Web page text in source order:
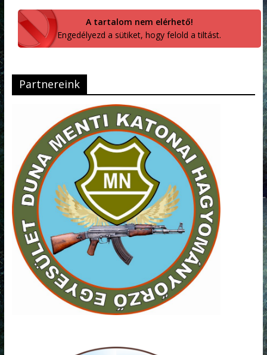
A tartalom nem elérhető!
Engedélyezd a sütiket, hogy felold a tiltást.
Partnereink